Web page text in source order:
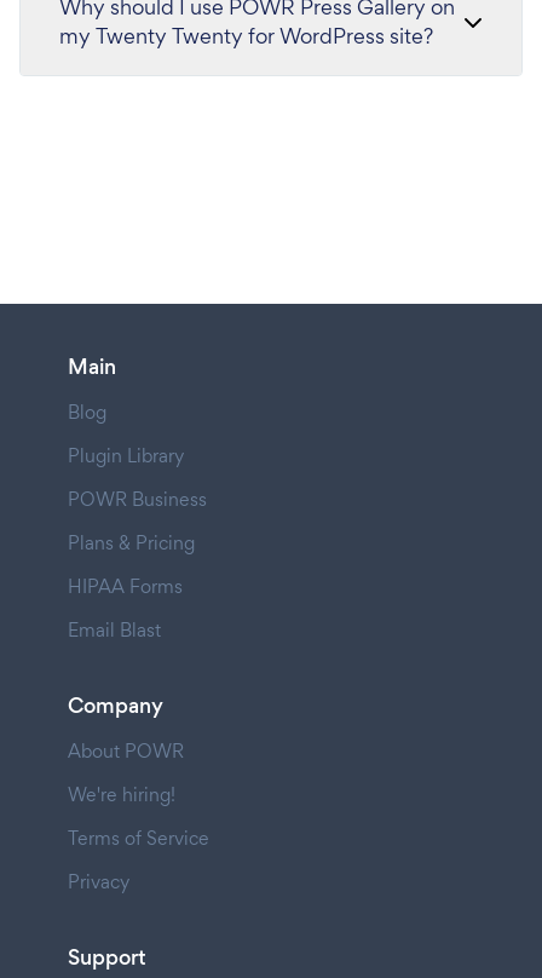
Why should I use POWR Press Gallery on
my Twenty Twenty for WordPress site?
Main
Blog
Plugin Library
POWR Business
Plans & Pricing
HIPAA Forms
Email Blast
Company
About POWR
We're hiring!
Terms of Service
Privacy
Support